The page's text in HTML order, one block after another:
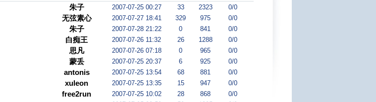
朱子 2007-07-25 00:27 33 2323 0/0
无弦素心 2007-07-27 18:41 329 975 0/0
朱子 2007-07-28 21:22 0 841 0/0
白痴王 2007-07-26 11:32 26 1288 0/0
思凡 2007-07-26 07:18 0 965 0/0
蒙丢 2007-07-25 20:37 6 925 0/0
antonis 2007-07-25 13:54 68 881 0/0
xuleon 2007-07-25 13:35 15 947 0/0
free2run 2007-07-25 10:02 28 868 0/0